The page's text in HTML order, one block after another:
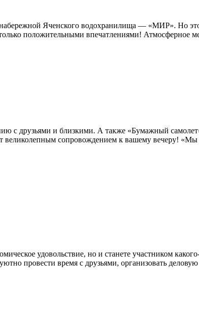
Яченского водохранилища — «МИР». Но
положительными впечатлениями! Атмосферное
с друзьями и близкими. А также «Бумажный
великолепным сопровождением к вашему вечеру!
удовольствие, но и станете участником
провести время с друзьями, организовать